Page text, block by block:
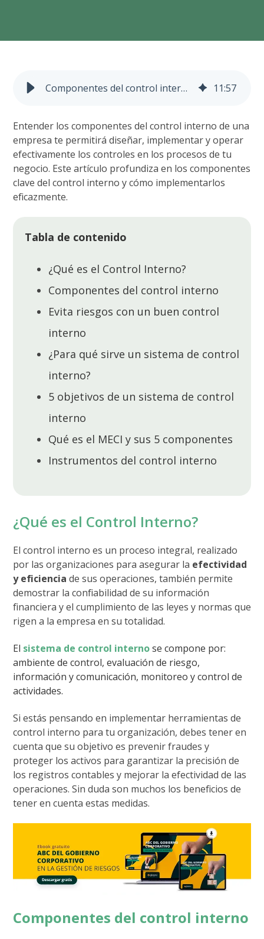
Componentes del control interno de una empresa 11:57
Entender los componentes del control interno de una
empresa te permitirá diseñar, implementar y operar
efectivamente los controles en los procesos de tu
negocio. Este artículo profundiza en los componentes
clave del control interno y cómo implementarlos
eficazmente.
Tabla de contenido
¿Qué es el Control Interno?
Componentes del control interno
Evita riesgos con un buen control
interno
¿Para qué sirve un sistema de control
interno?
5 objetivos de un sistema de control
interno
Qué es el MECI y sus 5 componentes
Instrumentos del control interno
¿Qué es el Control Interno?
El control interno es un proceso integral, realizado
por las organizaciones para asegurar la efectividad
y eficiencia de sus operaciones, también permite
demostrar la confiabilidad de su información
financiera y el cumplimiento de las leyes y normas que
rigen a la empresa en su totalidad.
El sistema de control internose compone por:
ambiente de control, evaluación de riesgo,
información y comunicación, monitoreo y control de
actividades.
Si estás pensando en implementar herramientas de
control interno para tu organización, debes tener en
cuenta que su objetivo es prevenir fraudes y
proteger los activos para garantizar la precisión de
los registros contables y mejorar la efectividad de las
operaciones. Sin duda son muchos los beneficios de
tener en cuenta estas medidas.
Componentes del control interno